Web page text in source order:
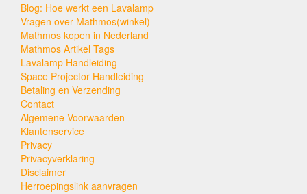
Blog: Hoe werkt een Lavalamp
Vragen over Mathmos(winkel)
Mathmos kopen in Nederland
Mathmos Artikel Tags
Lavalamp Handleiding
Space Projector Handleiding
Betaling en Verzending
Contact
Algemene Voorwaarden
Klantenservice
Privacy
Privacyverklaring
Disclaimer
Herroepingslink aanvragen